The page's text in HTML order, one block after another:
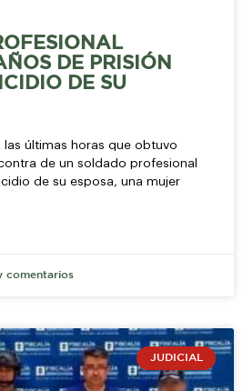
DE PRISIÓN
DE SU
las últimas horas que obtuvo
de un soldado profesional
de su esposa, una mujer
comentarios
JUDICIAL